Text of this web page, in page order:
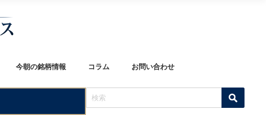
今朝の銘柄情報 コラム お問い合わせ